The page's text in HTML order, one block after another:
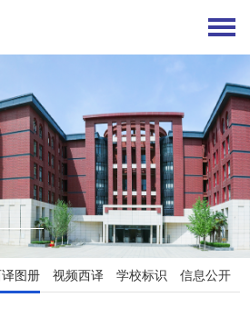
图册 视频西译 学校标识 信息公开